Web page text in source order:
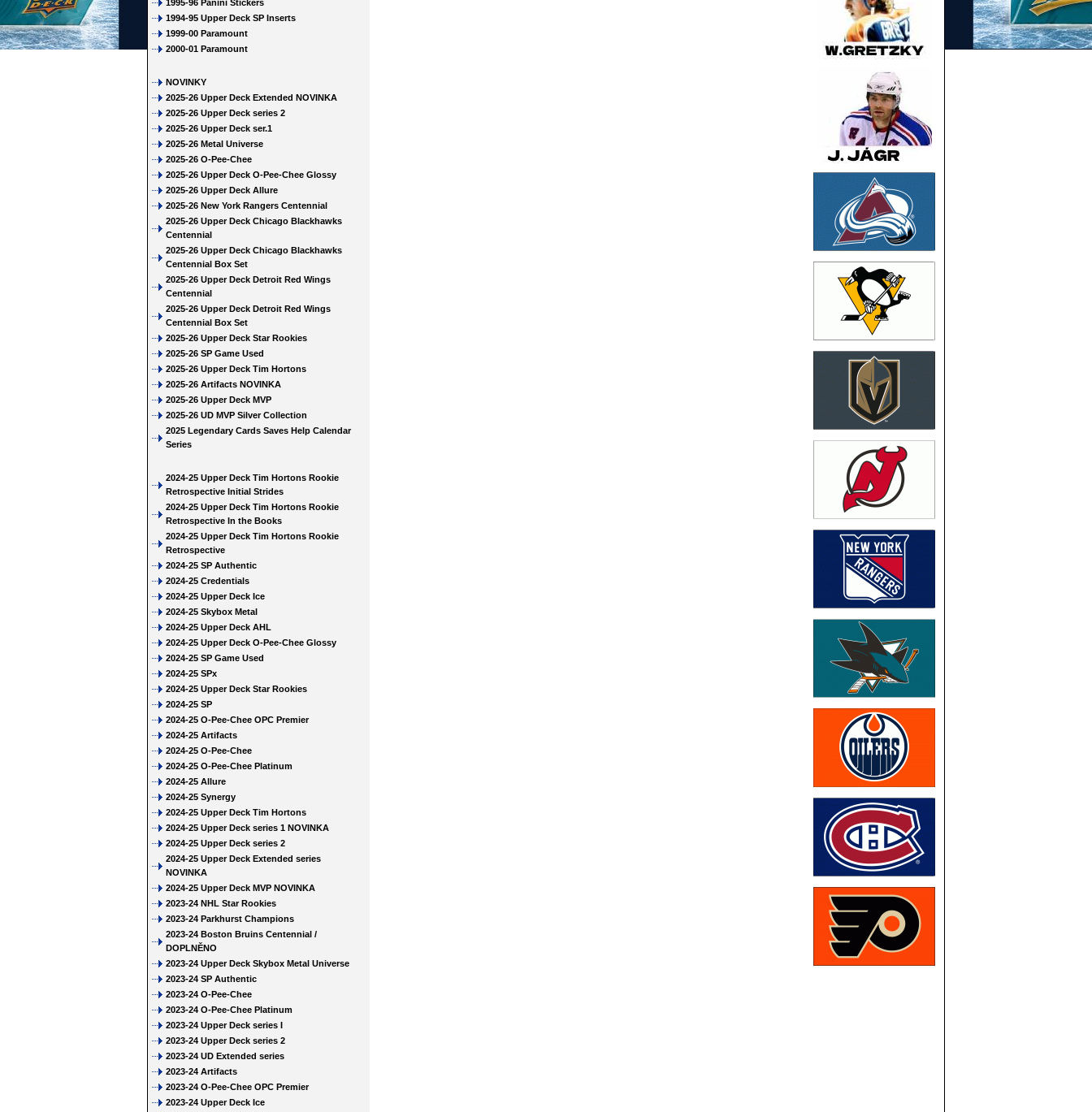
1995-96 Panini Stickers
1994-95 Upper Deck SP Inserts
1999-00 Paramount
2000-01 Paramount
NOVINKY
2025-26 Upper Deck Extended NOVINKA
2025-26 Upper Deck series 2
2025-26 Upper Deck ser.1
2025-26 Metal Universe
2025-26 O-Pee-Chee
2025-26 Upper Deck O-Pee-Chee Glossy
2025-26 Upper Deck Allure
2025-26 New York Rangers Centennial
2025-26 Upper Deck Chicago Blackhawks
Centennial
2025-26 Upper Deck Chicago Blackhawks
Centennial Box Set
2025-26 Upper Deck Detroit Red Wings
Centennial
2025-26 Upper Deck Detroit Red Wings
Centennial Box Set
2025-26 Upper Deck Star Rookies
2025-26 SP Game Used
2025-26 Upper Deck Tim Hortons
2025-26 Artifacts NOVINKA
2025-26 Upper Deck MVP
2025-26 UD MVP Silver Collection
2025 Legendary Cards Saves Help Calendar
Series
2024-25 Upper Deck Tim Hortons Rookie
Retrospective Initial Strides
2024-25 Upper Deck Tim Hortons Rookie
Retrospective In the Books
2024-25 Upper Deck Tim Hortons Rookie
Retrospective
2024-25 SP Authentic
2024-25 Credentials
2024-25 Upper Deck Ice
2024-25 Skybox Metal
2024-25 Upper Deck AHL
2024-25 Upper Deck O-Pee-Chee Glossy
2024-25 SP Game Used
2024-25 SPx
2024-25 Upper Deck Star Rookies
2024-25 SP
2024-25 O-Pee-Chee OPC Premier
2024-25 Artifacts
2024-25 O-Pee-Chee
2024-25 O-Pee-Chee Platinum
2024-25 Allure
2024-25 Synergy
2024-25 Upper Deck Tim Hortons
2024-25 Upper Deck series 1 NOVINKA
2024-25 Upper Deck series 2
2024-25 Upper Deck Extended series
NOVINKA
2024-25 Upper Deck MVP NOVINKA
2023-24 NHL Star Rookies
2023-24 Parkhurst Champions
2023-24 Boston Bruins Centennial /
DOPLNĚNO
2023-24 Upper Deck Skybox Metal Universe
2023-24 SP Authentic
2023-24 O-Pee-Chee
2023-24 O-Pee-Chee Platinum
2023-24 Upper Deck series I
2023-24 Upper Deck series 2
2023-24 UD Extended series
2023-24 Artifacts
2023-24 O-Pee-Chee OPC Premier
2023-24 Upper Deck Ice